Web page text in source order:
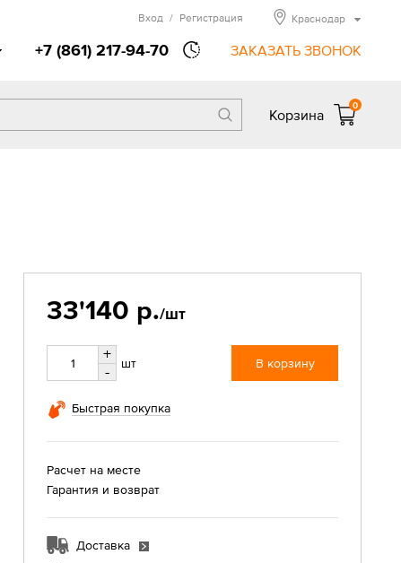
+7 (861) 217-94-70 ЗАКАЗАТЬ ЗВОНОК
Вход / Регистрация Краснодар
Корзина
0
33'140 р./шт
+
-
шт В корзину
Быстрая покупка
Расчет на месте
Гарантия и возврат
Доставка